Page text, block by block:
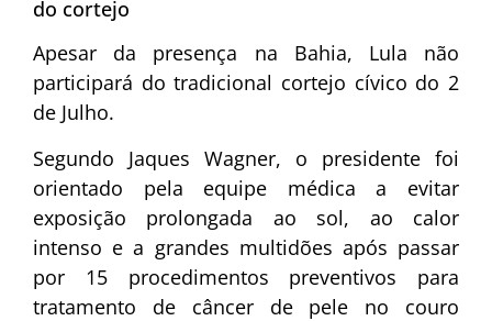
do cortejo
Apesar da presença na Bahia, Lula não
participará do tradicional cortejo cívico do 2
de Julho.
Segundo Jaques Wagner, o presidente foi
orientado pela equipe médica a evitar
exposição prolongada ao sol, ao calor
intenso e a grandes multidões após passar
por 15 procedimentos preventivos para
tratamento de câncer de pele no couro